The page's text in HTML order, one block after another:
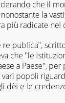
che il
la
più radicate nel
re publica",
che "le
a Paese",
popoli
dèi e le